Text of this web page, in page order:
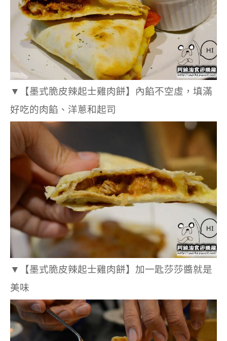
▼
【墨式脆皮辣起士雞肉餅】內餡不空虛，填滿
好吃的肉餡、洋蔥和起司
▼
【墨式脆皮辣起士雞肉餅】加一匙莎莎醬就是
美味